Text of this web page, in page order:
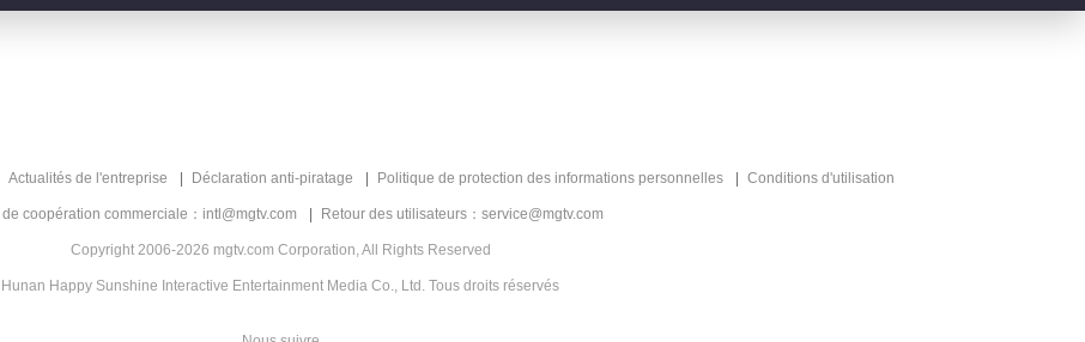
Actualités de l'entreprise Déclaration anti-piratage Politique de protection des informations personnelles Conditions d'utilisation
de coopération commerciale：intl@mgtv.com Retour des utilisateurs：service@mgtv.com
Copyright 2006-2026 mgtv.com Corporation, All Rights Reserved
Hunan Happy Sunshine Interactive Entertainment Media Co., Ltd. Tous droits réservés